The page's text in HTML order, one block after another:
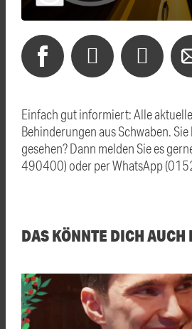
Einfach gut informiert: Alle
Behinderungen aus Schwaben.
gesehen? Dann melden Sie es
490400) oder per WhatsApp
DAS KÖNNTE DICH AUCH